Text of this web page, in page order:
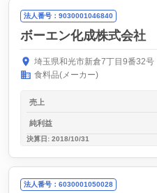
法人番号：9030001046840
ボーエン化成株式会社
埼玉県和光市新倉7丁目9番32号
食料品(メーカー)
売上
純利益
決算日: 2018/10/31
法人番号：6030001050028